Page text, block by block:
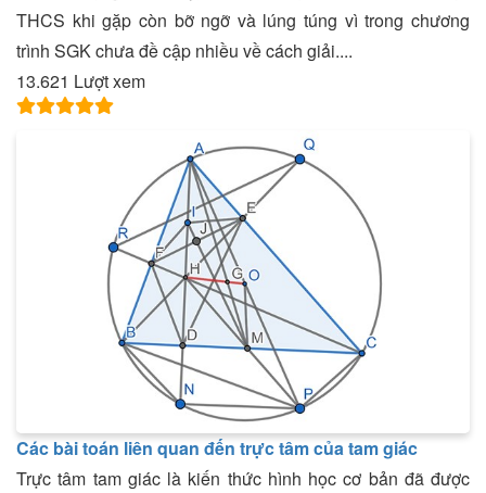
THCS khi gặp còn bỡ ngỡ và lúng túng vì trong chương
trình SGK chưa đề cập nhiều về cách giải....
13.621 Lượt xem
Các bài toán liên quan đến trực tâm của tam giác
Trực tâm tam giác là kiến thức hình học cơ bản đã được